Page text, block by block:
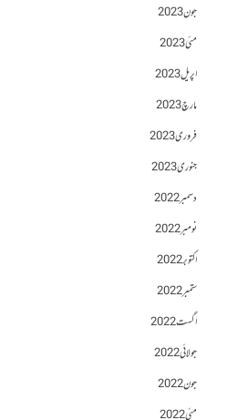
جون 2023
مئی 2023
اپریل 2023
مارچ 2023
فروری 2023
جنوری 2023
دسمبر 2022
نومبر 2022
اکتوبر 2022
ستمبر 2022
اگست 2022
جولائی 2022
جون 2022